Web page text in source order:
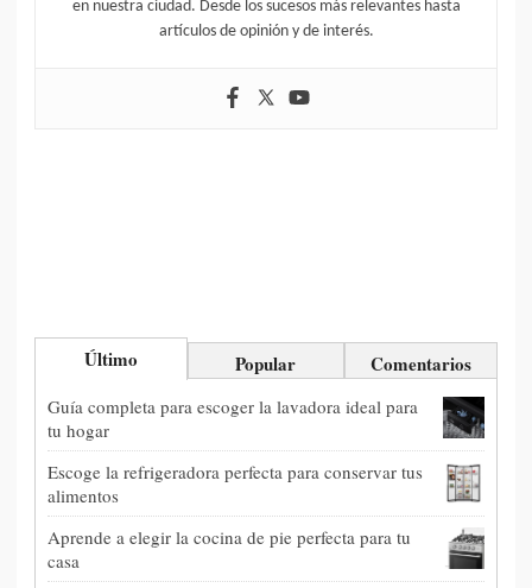
en nuestra ciudad. Desde los sucesos más relevantes hasta
artículos de opinión y de interés.
Último Popular Comentarios
Guía completa para escoger la lavadora ideal para
tu hogar
Escoge la refrigeradora perfecta para conservar tus
alimentos
Aprende a elegir la cocina de pie perfecta para tu
casa